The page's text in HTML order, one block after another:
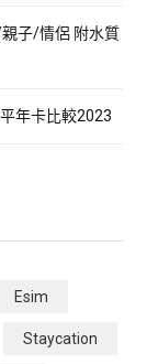
子/情侶 附水質
年卡比較2023
Esim
Staycation